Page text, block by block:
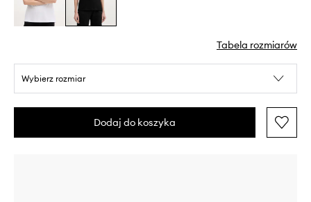
Tabela rozmiarów
Wybierz rozmiar
Dodaj do koszyka